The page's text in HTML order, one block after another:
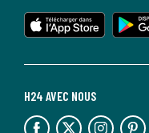
H24 AVEC NOUS
lien vers l'espace réseaux sociaux lien vers l'espace réseaux sociaux lien vers l'espace réseaux sociaux lien vers l'espace réseaux sociaux
lien vers l'app store
lien vers google play